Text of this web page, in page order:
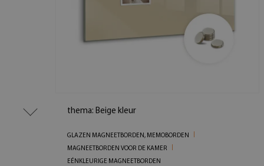
thema: Beige kleur
GLAZEN MAGNEETBORDEN, MEMOBORDEN
MAGNEETBORDEN VOOR DE KAMER
EÉNKLEURIGE MAGNEETBORDEN